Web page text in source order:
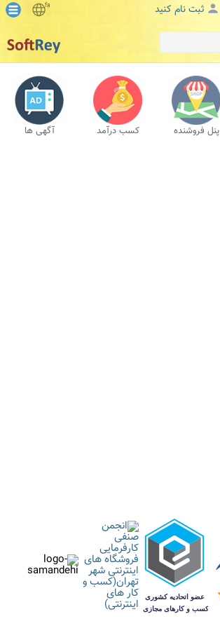
ثبت نام کنید fa
پنل فروشنده کسب درآمد آگهی ها